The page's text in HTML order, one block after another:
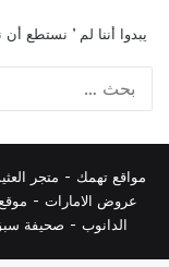
يبدوا أننا لم ’ نستطع
مواقع تهمك - متجر
عروض الامارات -
الدانوب - صحيفة